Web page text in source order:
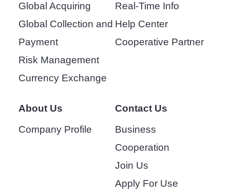
Global Acquiring
Global Collection and
Payment
Risk Management
Currency Exchange
Real-Time Info
Help Center
Cooperative Partner
About Us
Company Profile
Contact Us
Business
Cooperation
Join Us
Apply For Use